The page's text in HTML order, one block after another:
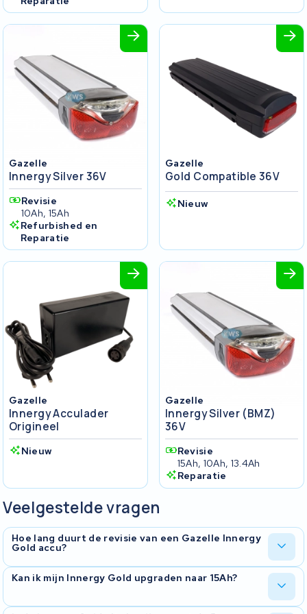
Gazelle
Innergy Silver 36V
Revisie
10Ah, 15Ah
Refurbished en
Reparatie
Gazelle
Gold Compatible 36V
Nieuw
Gazelle
Innergy Acculader
Origineel
Nieuw
Gazelle
Innergy Silver (BMZ)
36V
Revisie
15Ah, 10Ah, 13.4Ah
Reparatie
Veelgestelde vragen
Hoe lang duurt de revisie van een Gazelle Innergy
Gold accu?
De revisie duurt gemiddeld vijf tot tien werkdagen. Na ontvangst
doorlooptijd en kosten voordat wij met het werk beginnen.
Kan ik mijn Innergy Gold upgraden naar 15Ah?